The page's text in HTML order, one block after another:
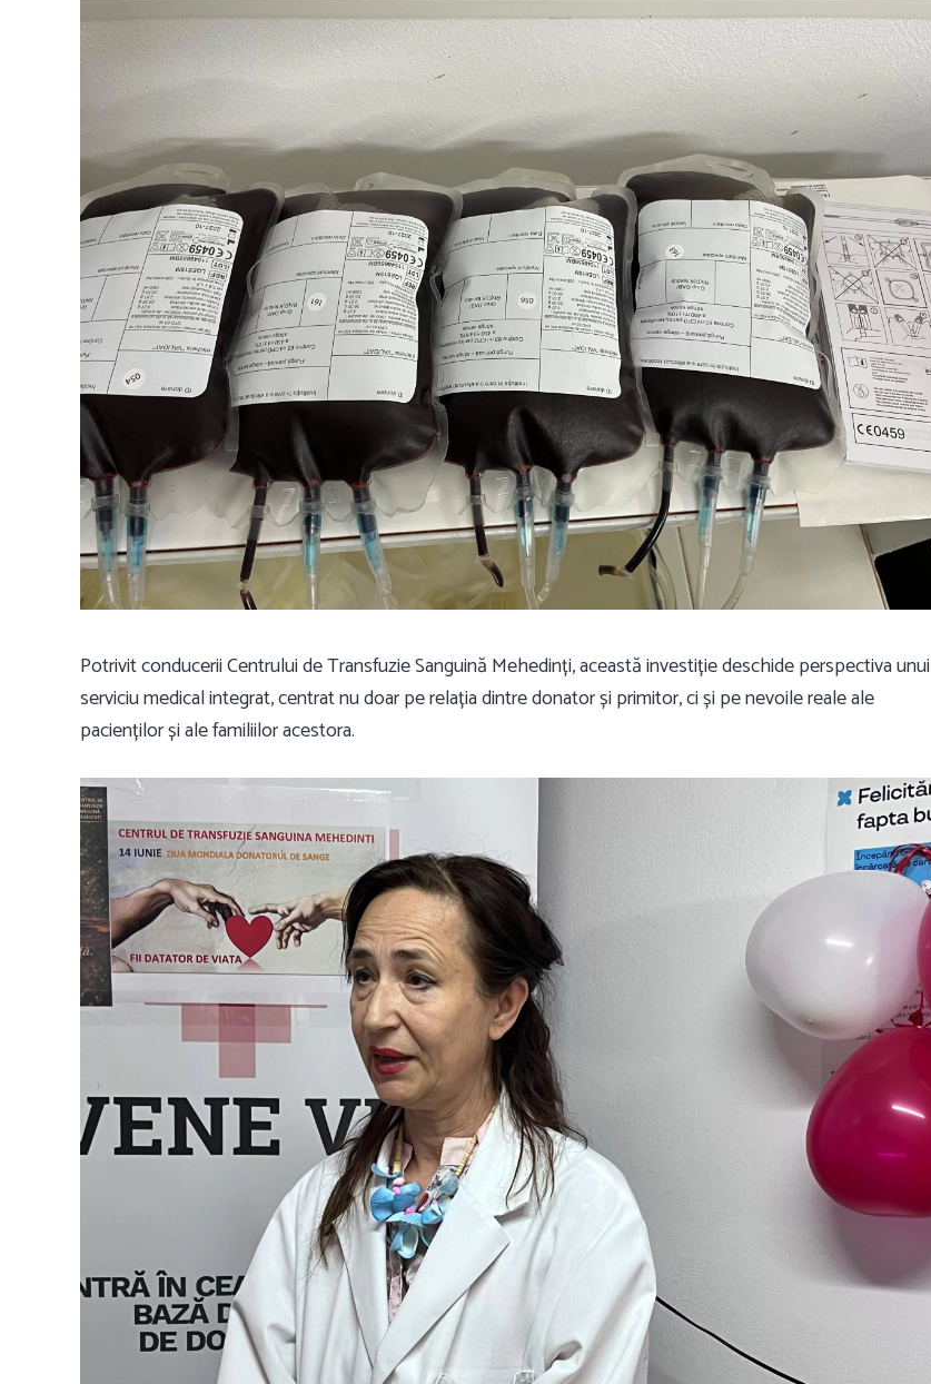
Potrivit conducerii Centrului de Transfuzie Sanguină Mehedinți, această investiție deschide perspectiva unui
serviciu medical integrat, centrat nu doar pe relația dintre donator și primitor, ci și pe nevoile reale ale
pacienților și ale familiilor acestora.